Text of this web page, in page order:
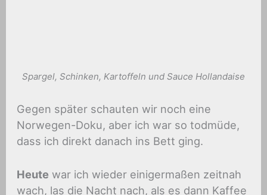
Spargel, Schinken, Kartoffeln und Sauce Hollandaise
Gegen später schauten wir noch eine
Norwegen-Doku, aber ich war so todmüde,
dass ich direkt danach ins Bett ging.
Heute war ich wieder einigermaßen zeitnah
wach, las die Nacht nach, als es dann Kaffee